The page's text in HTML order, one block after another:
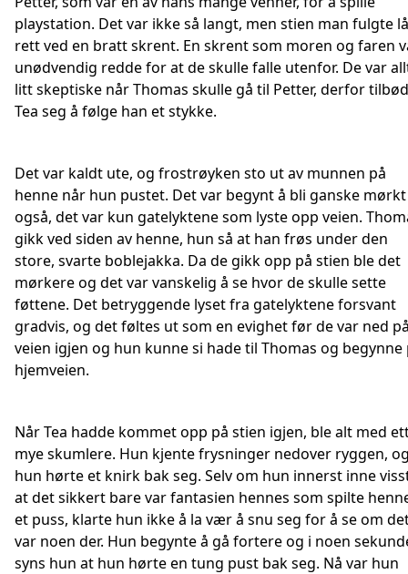
playstation. Det var ikke så langt, men stien man fulgte lå
rett ved en bratt skrent. En skrent som moren og faren
unødvendig redde for at de skulle falle utenfor. De var
litt skeptiske når Thomas skulle gå til Petter, derfor tilbød
Tea seg å følge han et stykke.
Det var kaldt ute, og frostrøyken sto ut av munnen på
henne når hun pustet. Det var begynt å bli ganske mørkt
også, det var kun gatelyktene som lyste opp veien.
gikk ved siden av henne, hun så at han frøs under den
store, svarte boblejakka. Da de gikk opp på stien ble det
mørkere og det var vanskelig å se hvor de skulle sette
føttene. Det betryggende lyset fra gatelyktene forsvant
gradvis, og det føltes ut som en evighet før de var ned
veien igjen og hun kunne si hade til Thomas og begynne
hjemveien.
Når Tea hadde kommet opp på stien igjen, ble alt med
mye skumlere. Hun kjente frysninger nedover ryggen,
hun hørte et knirk bak seg. Selv om hun innerst inne
at det sikkert bare var fantasien hennes som spilte
et puss, klarte hun ikke å la vær å snu seg for å se om
var noen der. Hun begynte å gå fortere og i noen
syns hun at hun hørte en tung pust bak seg. Nå var hun